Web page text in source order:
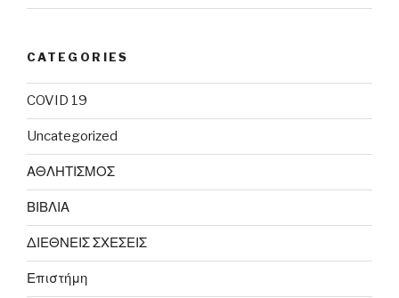
CATEGORIES
COVID 19
Uncategorized
ΑΘΛΗΤΙΣΜΟΣ
ΒΙΒΛΙΑ
ΔΙΕΘΝΕΙΣ ΣΧΕΣΕΙΣ
Επιστήμη